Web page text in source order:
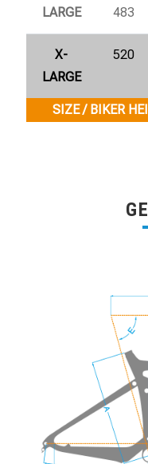
LARGE 483
X-
LARGE
520
SIZE / BIKER